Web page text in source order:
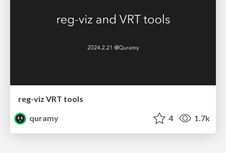
reg-viz VRT tools
quramy
4 1.7k